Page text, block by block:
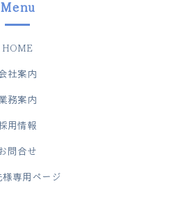
Menu
HOME
社案内
務案内
用情報
お問合せ
様専用ページ